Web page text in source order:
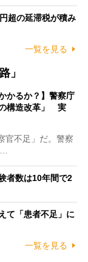
超の延滞税が積み
一覧を見る
」
かるか？】警察庁
構造改革」 実
官不足」だ。警察
者数は10年間で2
て「患者不足」に
一覧を見る